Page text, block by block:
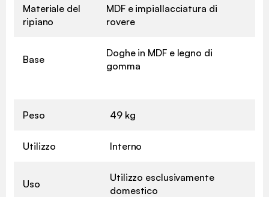
Materiale del
ripiano
MDF e impiallacciatura di
rovere
Base
Doghe in MDF e legno di
gomma
Peso 49 kg
Utilizzo Interno
Uso
Utilizzo esclusivamente
domestico